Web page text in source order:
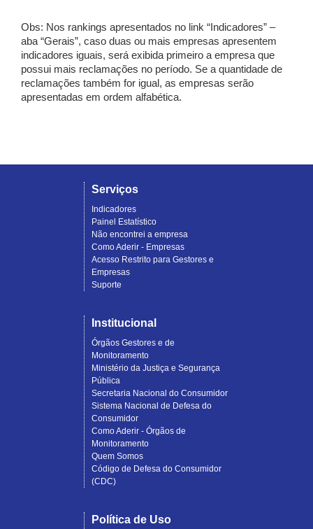
Obs: Nos rankings apresentados no link “Indicadores” –
aba “Gerais”, caso duas ou mais empresas apresentem
indicadores iguais, será exibida primeiro a empresa que
possui mais reclamações no período. Se a quantidade de
reclamações também for igual, as empresas serão
apresentadas em ordem alfabética.
Serviços
Indicadores
Painel Estatístico
Não encontrei a empresa
Como Aderir - Empresas
Acesso Restrito para Gestores e
Empresas
Suporte
Institucional
Órgãos Gestores e de
Monitoramento
Ministério da Justiça e Segurança
Pública
Secretaria Nacional do Consumidor
Sistema Nacional de Defesa do
Consumidor
Como Aderir - Órgãos de
Monitoramento
Quem Somos
Código de Defesa do Consumidor
(CDC)
Política de Uso